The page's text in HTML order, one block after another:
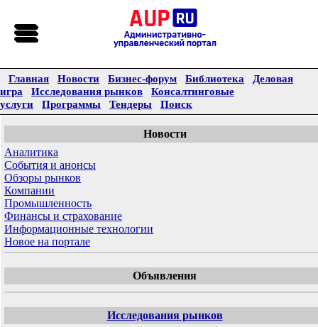
Главная Новости Бизнес-форум Библиотека
Деловая
игра
Исследования рынков
Консалтинговые
услуги
Программы Тендеры Поиск
Новости
Аналитика
События и анонсы
Обзоры рынков
Компании
Промышленность
Финансы и страхование
Информационные технологии
Новое на портале
Объявления
Исследования рынков